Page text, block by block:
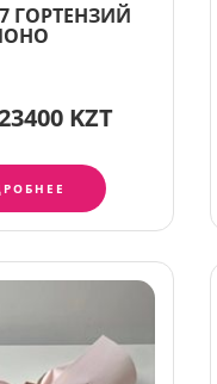
ГОРТЕНЗИЙ
KZT